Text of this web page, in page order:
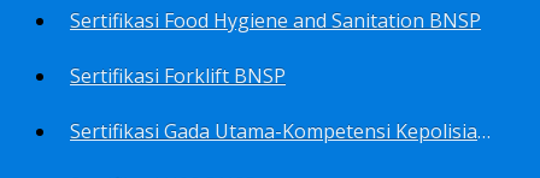
Sertifikasi Food Hygiene and Sanitation BNSP
Sertifikasi Forklift BNSP
Sertifikasi Gada Utama-Kompetensi Kepolisian Terbatas Sektor Industri Migas BNSP